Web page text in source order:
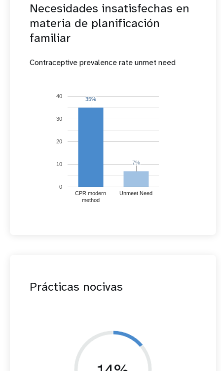
Necesidades insatisfechas en
materia de planificación
familiar
Contraceptive prevalence rate unmet need
CPR modern
method
Unmeet Need
0
10
20
30
40 35%
35%
7%
7%
Prácticas nocivas